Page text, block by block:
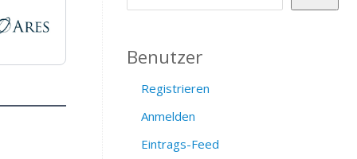
Benutzer
Registrieren
Anmelden
Eintrags-Feed